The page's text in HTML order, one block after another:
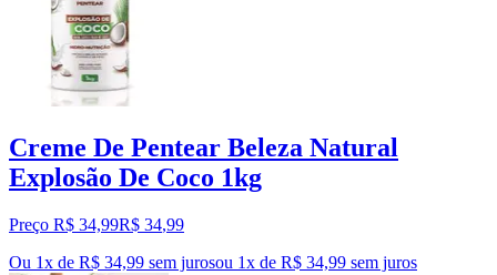
Creme De Pentear Beleza Natural
Explosão De Coco 1kg
Preço R$ 34,99R$ 34,99
Ou 1x de R$ 34,99 sem jurosou 1x de R$ 34,99 sem juros